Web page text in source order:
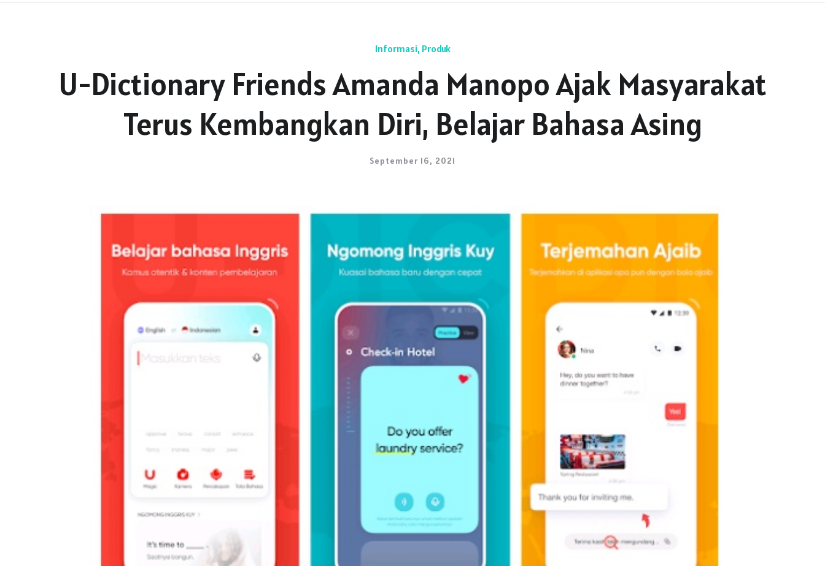
Informasi, Produk
U-Dictionary Friends Amanda Manopo Ajak Masyarakat
Terus Kembangkan Diri, Belajar Bahasa Asing
September 16, 2021